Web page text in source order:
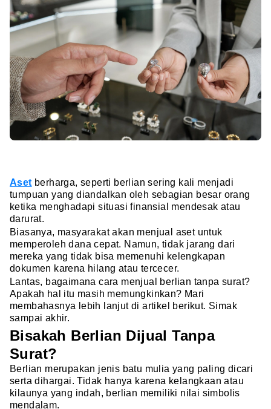
Aset berharga, seperti berlian sering kali menjadi
tumpuan yang diandalkan oleh sebagian besar orang
ketika menghadapi situasi finansial mendesak atau
darurat.
Biasanya, masyarakat akan menjual aset untuk
memperoleh dana cepat. Namun, tidak jarang dari
mereka yang tidak bisa memenuhi kelengkapan
dokumen karena hilang atau tercecer.
Lantas, bagaimana cara menjual berlian tanpa surat?
Apakah hal itu masih memungkinkan? Mari
membahasnya lebih lanjut di artikel berikut. Simak
sampai akhir.
Bisakah Berlian Dijual Tanpa
Surat?
Berlian merupakan jenis batu mulia yang paling dicari
serta dihargai. Tidak hanya karena kelangkaan atau
kilaunya yang indah, berlian memiliki nilai simbolis
mendalam.